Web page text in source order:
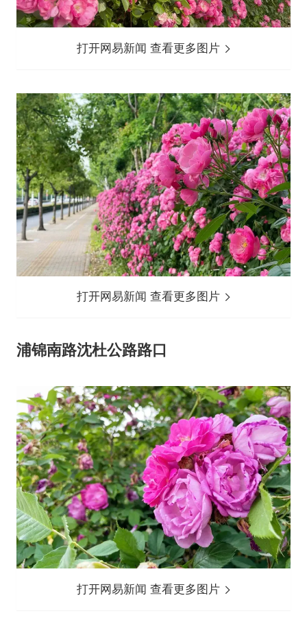
打开网易新闻 查看更多图片
打开网易新闻 查看更多图片
浦锦南路沈杜公路路口
打开网易新闻 查看更多图片